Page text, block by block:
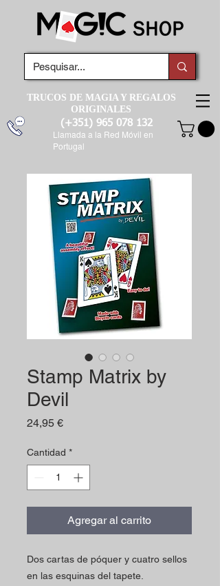
TRUCOS DE MAGIA Y REGALOS
ORIGINALES
(+351) 965 078 132
Llamada a la Red Móvil en
Portugal
Stamp Matrix by
Devil
24,95 €Precio
Cantidad *
Agregar al carrito
Dos cartas de póquer y cuatro sellos
en las esquinas del tapete.